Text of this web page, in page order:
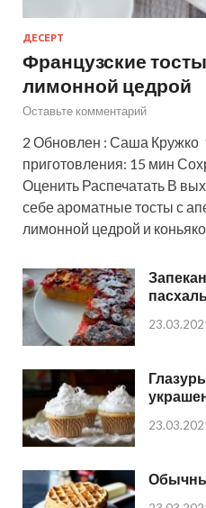
ДЕСЕРТ
Французские
лимонной цедрой
Оставьте комментарий
2 Обновлен : Саша Кружко
приготовления: 15 мин
Оценить Распечатать В
себе ароматные тосты с
лимонной цедрой и